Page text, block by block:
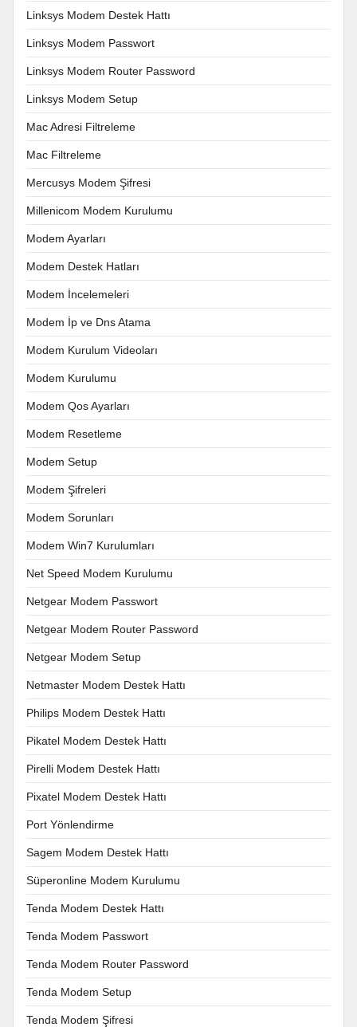
Linksys Modem Destek Hattı
Linksys Modem Passwort
Linksys Modem Router Password
Linksys Modem Setup
Mac Adresi Filtreleme
Mac Filtreleme
Mercusys Modem Şifresi
Millenicom Modem Kurulumu
Modem Ayarları
Modem Destek Hatları
Modem İncelemeleri
Modem İp ve Dns Atama
Modem Kurulum Videoları
Modem Kurulumu
Modem Qos Ayarları
Modem Resetleme
Modem Setup
Modem Şifreleri
Modem Sorunları
Modem Win7 Kurulumları
Net Speed Modem Kurulumu
Netgear Modem Passwort
Netgear Modem Router Password
Netgear Modem Setup
Netmaster Modem Destek Hattı
Philips Modem Destek Hattı
Pikatel Modem Destek Hattı
Pirelli Modem Destek Hattı
Pixatel Modem Destek Hattı
Port Yönlendirme
Sagem Modem Destek Hattı
Süperonline Modem Kurulumu
Tenda Modem Destek Hattı
Tenda Modem Passwort
Tenda Modem Router Password
Tenda Modem Setup
Tenda Modem Şifresi